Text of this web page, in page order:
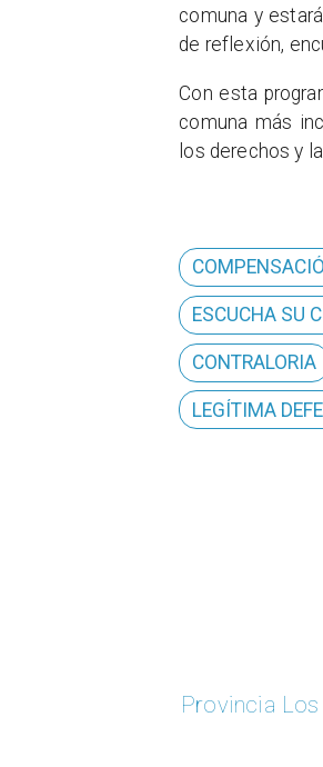
comuna y
de reflexión,
Con esta
comuna más
los derechos y
ESCUCHA SU
CONTRALORIA
LEGÍTIMA
Provincia Los